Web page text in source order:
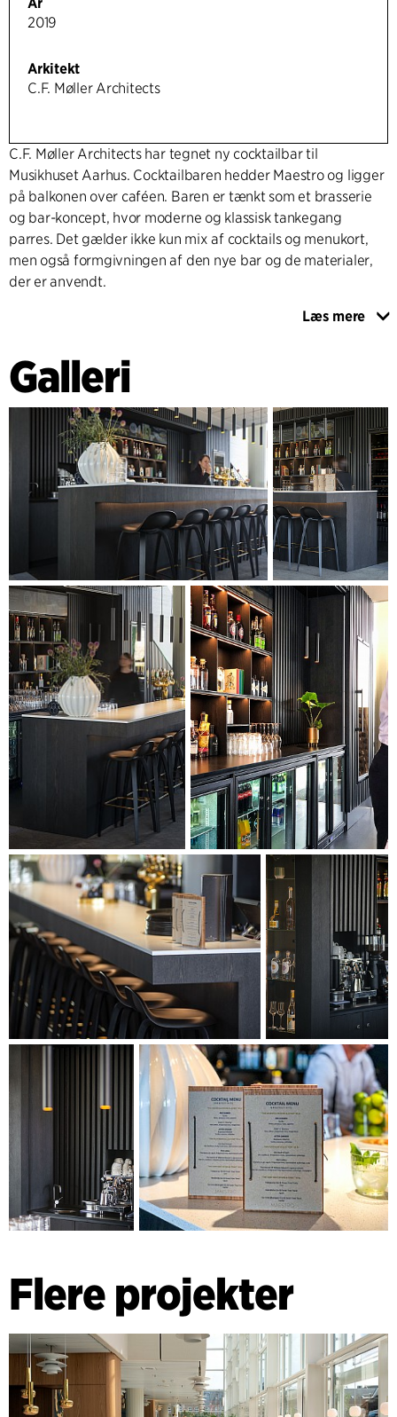
2019
Arkitekt
C.F. Møller Architects
C.F. Møller Architects har tegnet ny cocktailbar til
Musikhuset Aarhus. Cocktailbaren hedder Maestro og ligger
på balkonen over caféen. Baren er tænkt som et brasserie
og bar-koncept, hvor moderne og klassisk tankegang
parres. Det gælder ikke kun mix af cocktails og menukort,
men også formgivningen af den nye bar og de materialer,
der er anvendt.
Materialer i god og holdbar kvalitet er vægtet højt i
sorte/hvide tema, som gradvist har afløst det oprindelige
indretningsgreb og senest er anvendt ved etableringen af
billetsalget i 2016. Sortbejdset eg som lister og finerede
plader er anvendt som det gennemgående element. Barens
5555 mm lange, svævende serveringsdisk, som gæsterne
sidder og står ved, er toppet med hvid kvarts komposit
inspireret af foyerområdets hvide marmorgulve. Små
indslag af messing nuancerer udtrykket og fungerer som
stemningsskabende reference til det oprindelige Musikhus.
Der er lagt vægt på, at baren til enhver tid fremtræder
indbydende og helstøbt. Al teknisk udstyr, maskiner og LED
lys indbygget og integreret i designet af baren, der kan
sikres og lukkes helt af udenfor åbningstiden. Den nye bar er
en udvidelse af Musikhusets tilbud til gæsterne, der nu får
mulighed for at mødes på en helt ny måde i intime og
afslappende omgivelser med god udsigt ud over det store
foyerrum.
Læs mere
Galleri
Flere projekter